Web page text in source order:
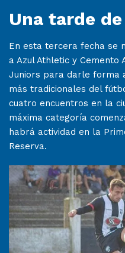
Una tarde
En esta tercera fecha se
a Azul Athletic y Cemento
Juniors para darle forma
más tradicionales del
cuatro encuentros en la
máxima categoría
habrá actividad en la
Reserva.